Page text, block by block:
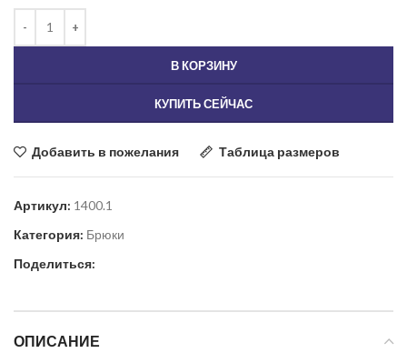
В КОРЗИНУ
КУПИТЬ СЕЙЧАС
Добавить в пожелания Таблица размеров
Артикул: 1400.1
Категория: Брюки
Поделиться:
ОПИСАНИЕ